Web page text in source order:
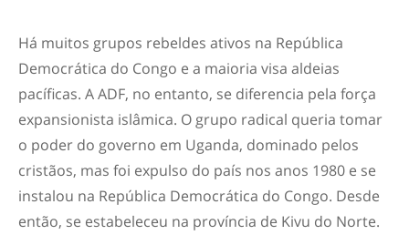
Há muitos grupos rebeldes ativos na República
Democrática do Congo e a maioria visa aldeias
pacíficas. A ADF, no entanto, se diferencia pela força
expansionista islâmica. O grupo radical queria tomar
o poder do governo em Uganda, dominado pelos
cristãos, mas foi expulso do país nos anos 1980 e se
instalou na República Democrática do Congo. Desde
então, se estabeleceu na província de Kivu do Norte.